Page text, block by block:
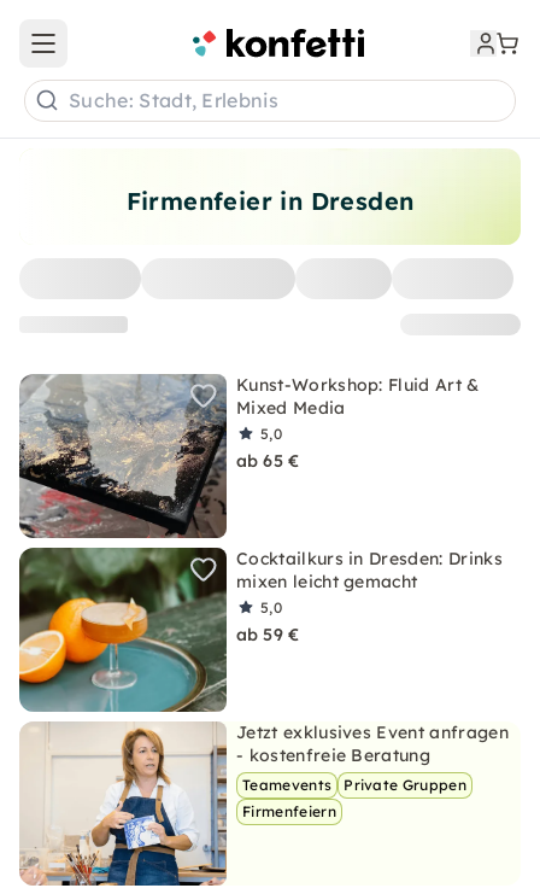
Firmenfeier in Dresden
Kunst-Workshop: Fluid Art &
Mixed Media
5,0
ab 65 €
Cocktailkurs in Dresden: Drinks
mixen leicht gemacht
5,0
ab 59 €
Jetzt exklusives Event anfragen
- kostenfreie Beratung
Teamevents
Private Gruppen
Firmenfeiern
Open main menu
Suche: Stadt, Erlebnis